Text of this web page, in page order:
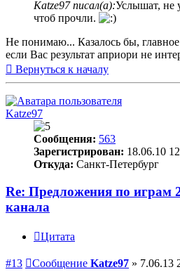
Katze97 писал(а):Услышат, не
чтоб прочли.
Не понимаю... Казалось бы,
если Вас результат априори не
Вернуться к началу
Katze97
Сообщения: 563
Зарегистрирован: 18.06.10
Откуда: Санкт-Петербург
Re: Предложения по играм
канала
Цитата
#13 Сообщение Katze97 » 7.06.13